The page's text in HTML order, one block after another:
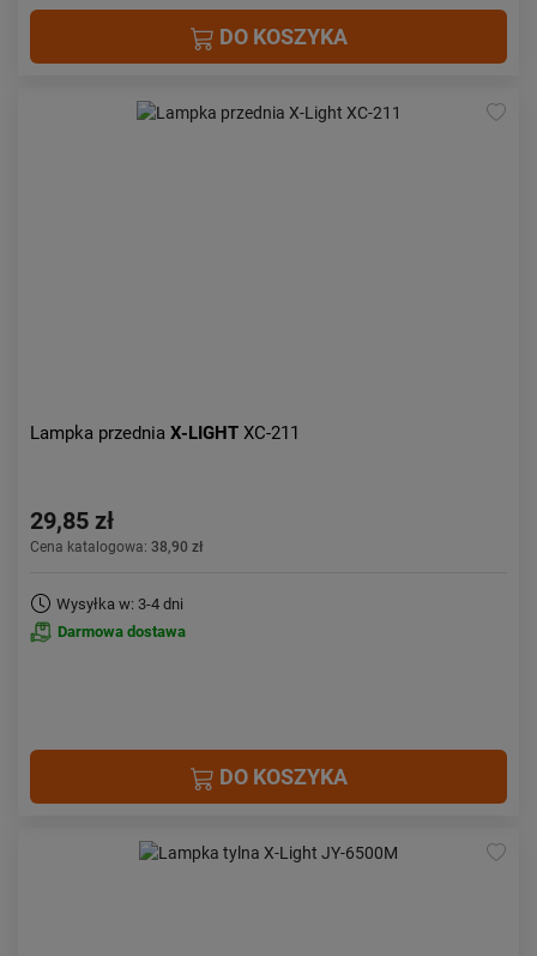
DO KOSZYKA
Lampka przednia X-LIGHT XC-211
29,85 zł
Cena katalogowa: 38,90 zł
Wysyłka w: 3-4 dni
Darmowa dostawa
DO KOSZYKA